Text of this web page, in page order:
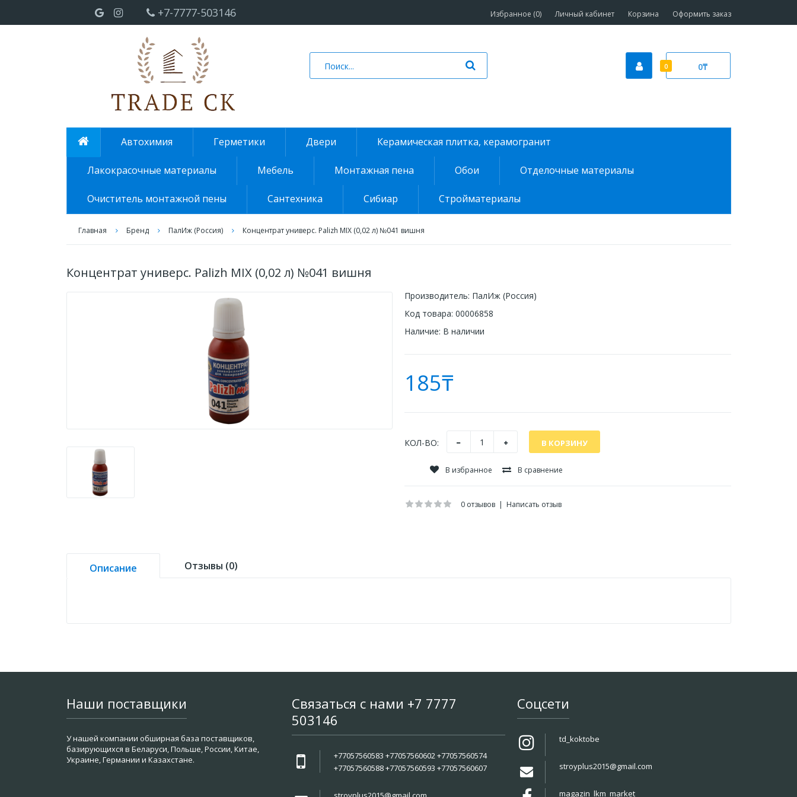
+7-7777-503146 Избранное (0) Личный кабинет Корзина Оформить заказ
0 0₸
Автохимия Герметики Двери Керамическая плитка, керамогранит
Лакокрасочные материалы Мебель Монтажная пена Обои Отделочные материалы
Очиститель монтажной пены Сантехника Сибиар Стройматериалы
Главная Бренд ПалИж (Россия) Концентрат универс. Palizh MIX (0,02 л) №041 вишня
Концентрат универс. Palizh MIX (0,02 л) №041 вишня
Производитель: ПалИж (Россия)
Код товара: 00006858
Наличие: В наличии
185₸
КОЛ-ВО:
В избранное В сравнение
0 отзывов | Написать отзыв
Описание Отзывы (0)
Наши поставщики
У нашей компании обширная база поставщиков,
базирующихся в Беларуси, Польше, России, Китае,
Украине, Германии и Казахстане.
Связаться с нами +7 7777
503146
+77057560583 +77057560602 +77057560574
+77057560588 +77057560593 +77057560607
Соцсети
td_koktobe
stroyplus2015@gmail.com
magazin_lkm_market